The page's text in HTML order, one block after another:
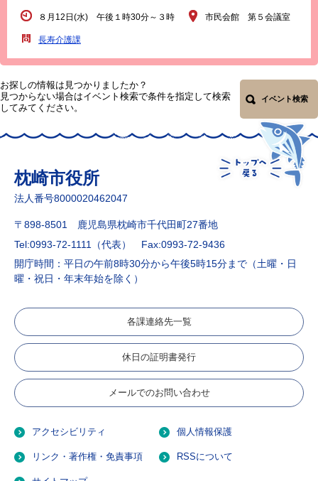
８月12日(水) 午後１時30分～３時 市民会館 第５会議室
長寿介護課
お探しの情報は見つかりましたか？
見つからない場合はイベント検索で条件を指定して検索
してみてください。
イベント検索
枕崎市役所
法人番号8000020462047
〒898-8501 鹿児島県枕崎市千代田町27番地
Tel:0993-72-1111（代表）
Fax:0993-72-9436
開庁時間：平日の午前8時30分から午後5時15分まで（土曜・日
曜・祝日・年末年始を除く）
各課連絡先一覧
休日の証明書発行
メールでのお問い合わせ
アクセシビリティ 個人情報保護
リンク・著作権・免責事項 RSSについて